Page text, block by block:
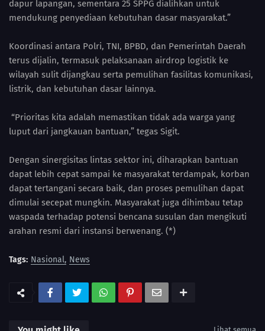
dapur lapangan, sementara 25 SPPG dialihkan untuk
mendukung penyediaan kebutuhan dasar masyarakat.”
Koordinasi antara Polri, TNI, BPBD, dan Pemerintah Daerah
terus dijalin, termasuk pelaksanaan airdrop logistik ke
wilayah sulit dijangkau serta pemulihan fasilitas komunikasi,
listrik, dan kebutuhan dasar lainnya.
“Prioritas kita adalah memastikan tidak ada warga yang
luput dari jangkauan bantuan,” tegas Sigit.
Dengan sinergisitas lintas sektor ini, diharapkan bantuan
dapat lebih cepat sampai ke masyarakat terdampak, korban
dapat tertangani secara baik, dan proses pemulihan dapat
dimulai secepat mungkin. Masyarakat juga dihimbau tetap
waspada terhadap potensi bencana susulan dan mengikuti
arahan resmi dari instansi berwenang. (*)
Tags: Nasional News